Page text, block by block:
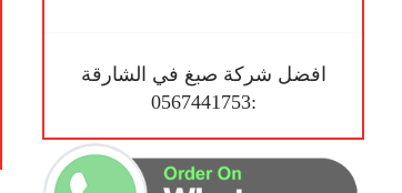
افضل شركة صبغ في الشارقة
:0567441753